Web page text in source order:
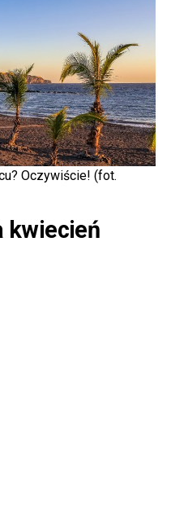
Oczywiście! (fot.
kwiecień